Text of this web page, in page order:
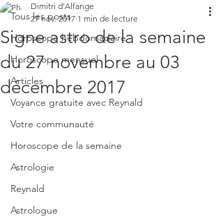
Tous les posts
Horoscope hebdomadaire
Horoscope mensuel
Articles
Voyance gratuite avec Reynald
Votre communauté
Horoscope de la semaine
Astrologie
Reynald
Astrologue
Signe astro de la semaine
du 27 novembre au 03
décembre 2017
Dimitri d'Alfange
27 nov. 2017 1 min de lecture